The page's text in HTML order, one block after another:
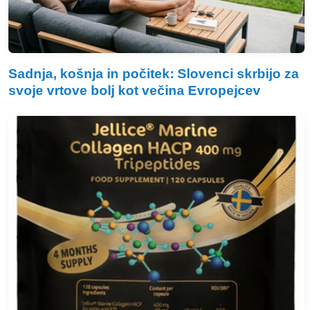
Sadnja, košnja in počitek: Slovenci skrbijo za
svoje vrtove bolj kot večina Evropejcev